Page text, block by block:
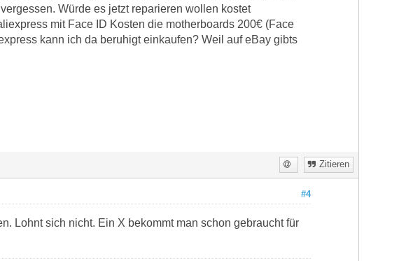
Würde es jetzt reparieren wollen kostet
mit Face ID Kosten die motherboards 200€ (Face
kann ich da beruhigt einkaufen? Weil auf eBay gibts
Zitieren
#4
Lohnt sich nicht. Ein X bekommt man schon gebraucht für